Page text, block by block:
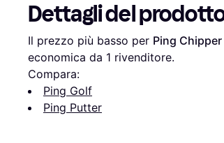
Dettagli del
Il prezzo più basso per Ping
economica da 1 rivenditore.
Compara:
Ping Golf
Ping Putter